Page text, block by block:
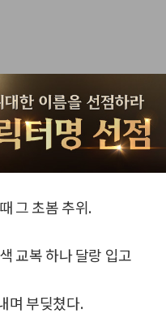
그 초봄 추위.
교복 하나 달랑 입고
며 부딪쳤다.